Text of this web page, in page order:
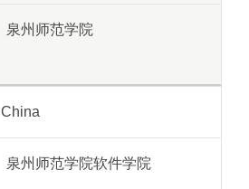
泉州师范学院
China
泉州师范学院软件学院